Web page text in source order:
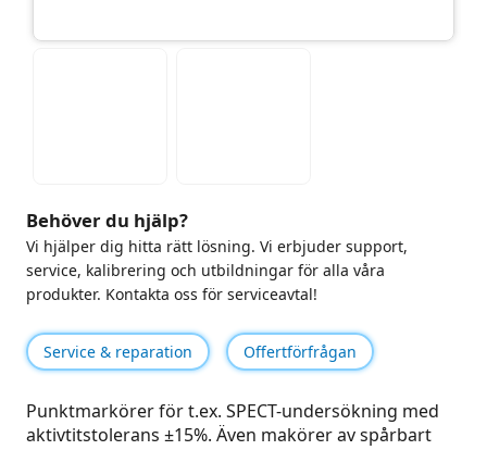
Behöver du hjälp?
Vi hjälper dig hitta rätt lösning. Vi erbjuder support,
service, kalibrering och utbildningar för alla våra
produkter. Kontakta oss för serviceavtal!
Service & reparation Offertförfrågan
Punktmarkörer för t.ex. SPECT-undersökning med
aktivtitstolerans ±15%. Även makörer av spårbart